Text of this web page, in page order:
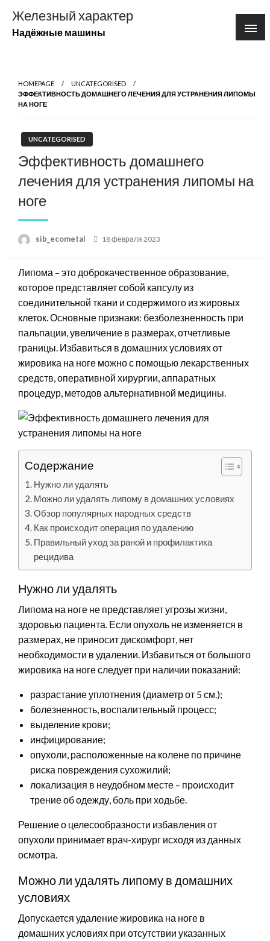
содержимому
Железный характер
Надёжные машины
HOMEPAGE
UNCATEGORISED
ЭФФЕКТИВНОСТЬ ДОМАШНЕГО ЛЕЧЕНИЯ ДЛЯ УСТРАНЕНИЯ ЛИПОМЫ
НА НОГЕ
UNCATEGORISED
Эффективность домашнего
лечения для устранения липомы на
ноге
sib_ecometal
Posted
18 февраля 2023
Липома – это доброкачественное образование,
которое представляет собой капсулу из
соединительной ткани и содержимого из жировых
клеток. Основные признаки: безболезненность при
пальпации, увеличение в размерах, отчетливые
границы. Избавиться в домашних условиях от
жировика на ноге можно с помощью лекарственных
средств, оперативной хирургии, аппаратных
процедур, методов альтернативной медицины.
Содержание
Нужно ли удалять
Можно ли удалять липому в домашних условиях
Обзор популярных народных средств
Как происходит операция по удалению
Правильный уход за раной и профилактика
рецидива
Нужно ли удалять
Липома на ноге не представляет угрозы жизни,
здоровью пациента. Если опухоль не изменяется в
размерах, не приносит дискомфорт, нет
необходимости в удалении. Избавиться от большого
жировика на ноге следует при наличии показаний:
разрастание уплотнения (диаметр от 5 см.);
болезненность, воспалительный процесс;
выделение крови;
инфицирование;
опухоли, расположенные на колене по причине
риска повреждения сухожилий;
локализация в неудобном месте – происходит
трение об одежду, боль при ходьбе.
Решение о целесообразности избавления от
опухоли принимает врач-хирург исходя из данных
осмотра.
Можно ли удалять липому в домашних
условиях
Допускается удаление жировика на ноге в
домашних условиях при отсутствии указанных